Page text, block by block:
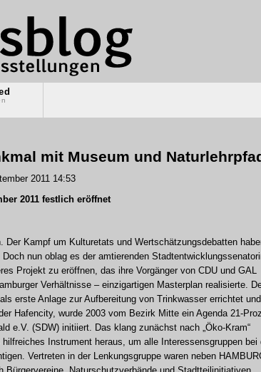
mit Museum und
2011 14:53
2011 festlich eröffnet
Kampf um Kulturetats und Wertschätzungsdebatten
nun oblag es der amtierenden
Projekt zu eröffnen, das ihre Vorgänger von CDU und GAL
Verhältnisse – einzigartigen Masterplan realisierte.
erste Anlage zur Aufbereitung von Trinkwasser errichtet
Hafencity, wurde 2003 vom Bezirk Mitte ein Agenda 21-
e.V. (SDW) initiiert. Das klang zunächst nach „Öko-Kram“
Instrument heraus, um alle Interessensgruppen bei
Vertreten in der Lenkungsgruppe waren neben